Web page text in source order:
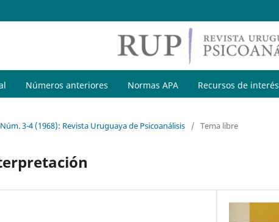
Números anteriores Normas APA Recursos de interés
3-4 (1968): Revista Uruguaya de Psicoanálisis / Tema libre